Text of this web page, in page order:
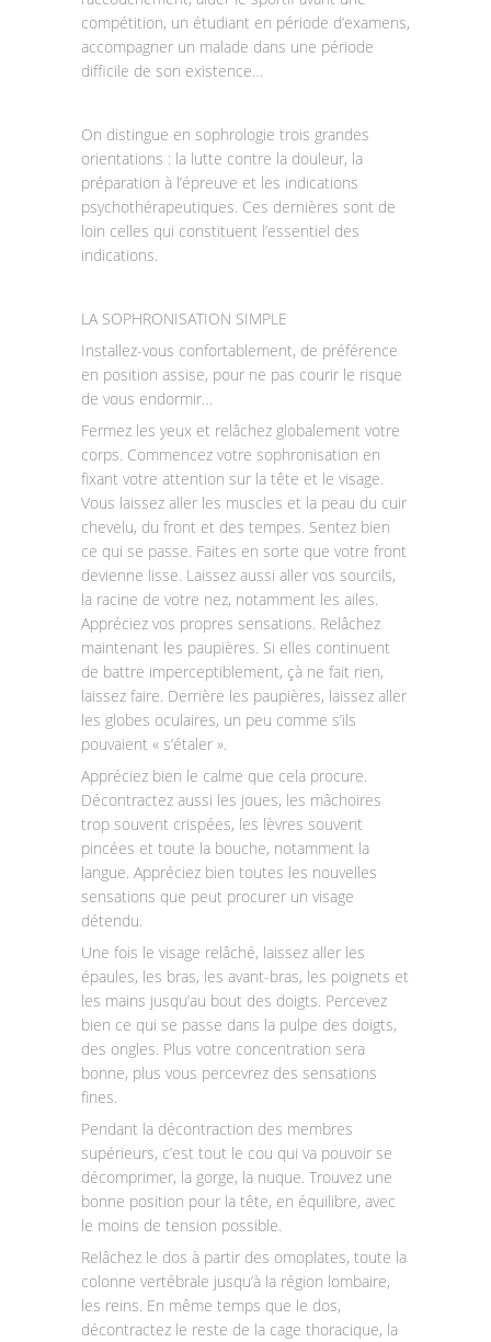
compétition, un étudiant en période d’examens,
accompagner un malade dans une période
difficile de son existence…
On distingue en sophrologie trois grandes
orientations : la lutte contre la douleur, la
préparation à l’épreuve et les indications
psychothérapeutiques. Ces dernières sont de
loin celles qui constituent l’essentiel des
indications.
LA SOPHRONISATION SIMPLE
Installez-vous confortablement, de préférence
en position assise, pour ne pas courir le risque
de vous endormir…
Fermez les yeux et relâchez globalement votre
corps. Commencez votre sophronisation en
fixant votre attention sur la tête et le visage.
Vous laissez aller les muscles et la peau du cuir
chevelu, du front et des tempes. Sentez bien
ce qui se passe. Faites en sorte que votre front
devienne lisse. Laissez aussi aller vos sourcils,
la racine de votre nez, notamment les ailes.
Appréciez vos propres sensations. Relâchez
maintenant les paupières. Si elles continuent
de battre imperceptiblement, çà ne fait rien,
laissez faire. Derrière les paupières, laissez aller
les globes oculaires, un peu comme s’ils
pouvaient « s’étaler ».
Appréciez bien le calme que cela procure.
Décontractez aussi les joues, les mâchoires
trop souvent crispées, les lèvres souvent
pincées et toute la bouche, notamment la
langue. Appréciez bien toutes les nouvelles
sensations que peut procurer un visage
détendu.
Une fois le visage relâché, laissez aller les
épaules, les bras, les avant-bras, les poignets et
les mains jusqu’au bout des doigts. Percevez
bien ce qui se passe dans la pulpe des doigts,
des ongles. Plus votre concentration sera
bonne, plus vous percevrez des sensations
fines.
Pendant la décontraction des membres
supérieurs, c’est tout le cou qui va pouvoir se
décomprimer, la gorge, la nuque. Trouvez une
bonne position pour la tête, en équilibre, avec
le moins de tension possible.
Relâchez le dos à partir des omoplates, toute la
colonne vertébrale jusqu’à la région lombaire,
les reins. En même temps que le dos,
décontractez le reste de la cage thoracique, la